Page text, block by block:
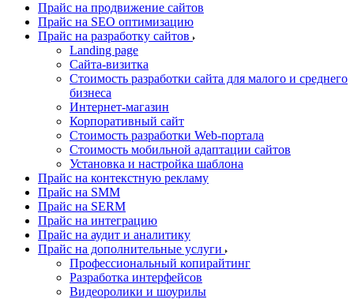
Прайс на продвижение сайтов
Прайс на SEO оптимизацию
Прайс на разработку сайтов
Landing page
Cайта-визитка
Стоимость разработки сайта для малого и среднего
бизнеса
Интернет-магазин
Корпоративный сайт
Стоимость разработки Web-портала
Стоимость мобильной адаптации сайтов
Установка и настройка шаблона
Прайс на контекстную рекламу
Прайс на SMM
Прайс на SERM
Прайс на интеграцию
Прайс на аудит и аналитику
Прайс на дополнительные услуги
Профессиональный копирайтинг
Разработка интерфейсов
Видеоролики и шоурилы